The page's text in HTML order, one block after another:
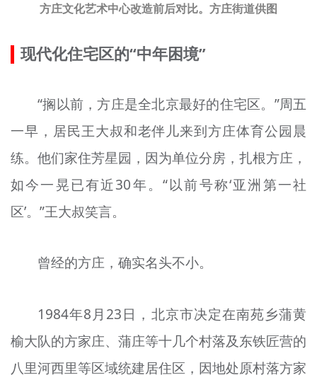
方庄文化艺术中心改造前后对比。方庄街道供图
现代化住宅区的“中年困境”
“搁以前，方庄是全北京最好的住宅区。”周五
一早，居民王大叔和老伴儿来到方庄体育公园晨
练。他们家住芳星园，因为单位分房，扎根方庄，
如今一晃已有近30年。“以前号称‘亚洲第一社
区’。”王大叔笑言。
曾经的方庄，确实名头不小。
1984年8月23日，北京市决定在南苑乡蒲黄
榆大队的方家庄、 蒲庄等十几个村落及东铁匠营的
八里河西里等区域统建居住区，因地处原村落方家